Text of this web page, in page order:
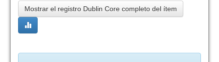
Mostrar el registro Dublin Core completo del ítem